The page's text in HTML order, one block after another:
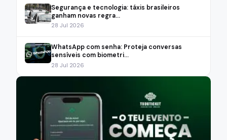
Segurança e tecnologia: táxis brasileiros
ganham novas regra...
28 Jul 2026
WhatsApp com senha: Proteja conversas
sensíveis com biometri...
28 Jul 2026